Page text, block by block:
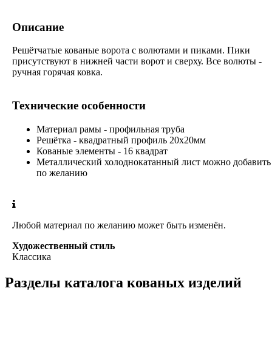
Описание
Решётчатые кованые ворота с волютами и пиками. Пики
присутствуют в нижней части ворот и сверху. Все волюты -
ручная горячая ковка.
Технические особенности
Материал рамы - профильная труба
Решётка - квадратный профиль 20х20мм
Кованые элементы - 16 квадрат
Металлический холоднокатанный лист можно добавить
по желанию
Любой материал по желанию может быть изменён.
Художественный стиль
Классика
Разделы каталога кованых изделий